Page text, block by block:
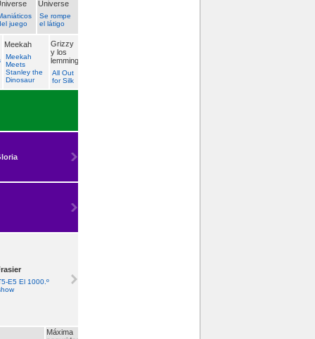
juego
Universe
Se rompe
el látigo
Meekah
Meekah
Meets
Stanley the
Dinosaur
Grizzy
y los
lemmings
All Out
for Silk
E5 El 1000.º
Máxima